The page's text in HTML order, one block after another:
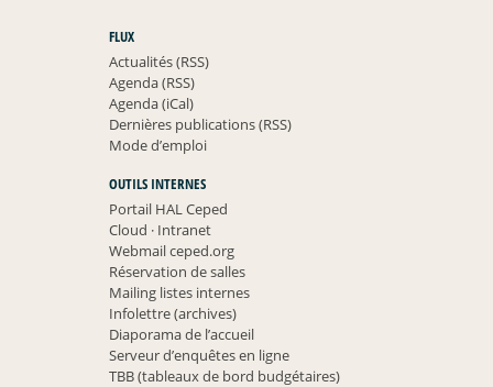
FLUX
Actualités (RSS)
Agenda (RSS)
Agenda (iCal)
Dernières publications (RSS)
Mode d’emploi
OUTILS INTERNES
Portail HAL Ceped
Cloud ·Intranet
Webmail ceped.org
Réservation de salles
Mailing listes internes
Infolettre (archives)
Diaporama de l’accueil
Serveur d’enquêtes en ligne
TBB (tableaux de bord budgétaires)